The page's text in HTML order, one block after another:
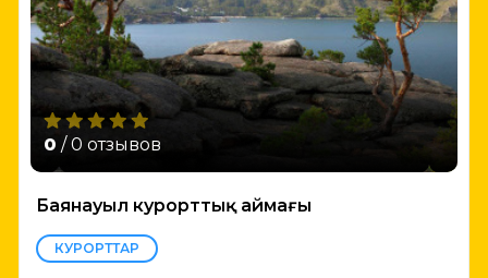
0 / 0 отзывов
Баянауыл курорттық аймағы
КУРОРТТАР